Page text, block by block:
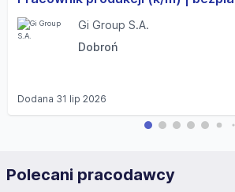
Gi Group S.A.
Dobroń
Dodana 31 lip 2026
Polecani pracodawcy